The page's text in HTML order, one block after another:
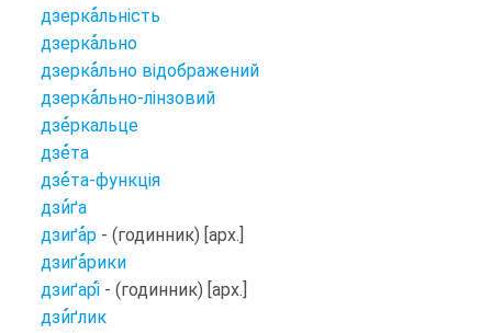
дзеркальність
дзеркально
дзеркально відображений
дзеркально-лінзовий
дзеркальце
дзета
дзета-функція
дзиґа
дзиґар - (годинник) [арх.]
дзиґарики
дзиґарі - (годинник) [арх.]
дзиґлик